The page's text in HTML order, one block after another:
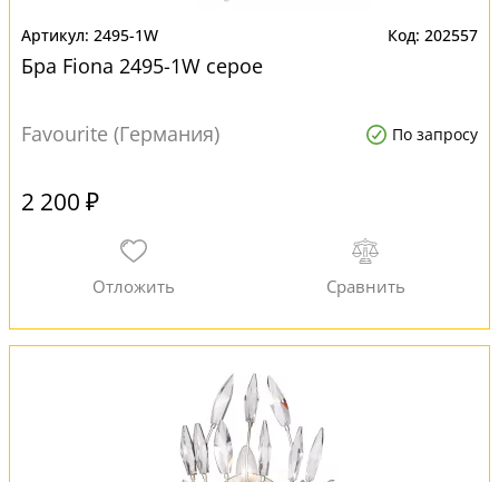
2495-1W 202557
Бра Fiona 2495-1W серое
Favourite (Германия) По запросу
2 200 ₽